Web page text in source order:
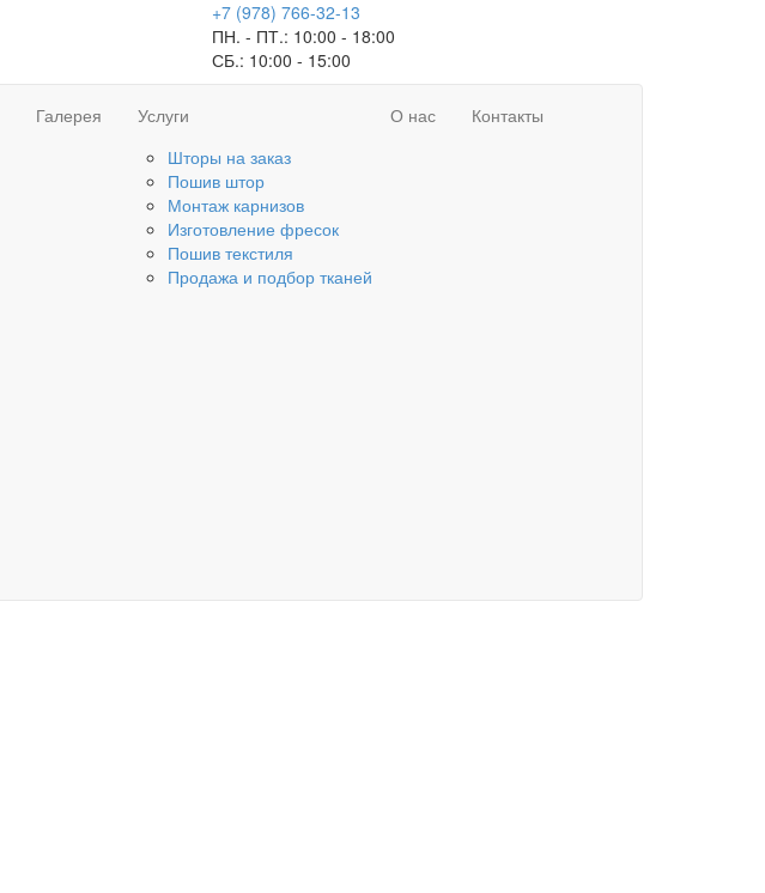
+7 (978) 766-32-13
ПН. - ПТ.: 10:00 - 18:00
СБ.: 10:00 - 15:00
Галерея
Услуги
Шторы на заказ
Пошив штор
Монтаж карнизов
Изготовление фресок
Пошив текстиля
Продажа и подбор тканей
О нас Контакты